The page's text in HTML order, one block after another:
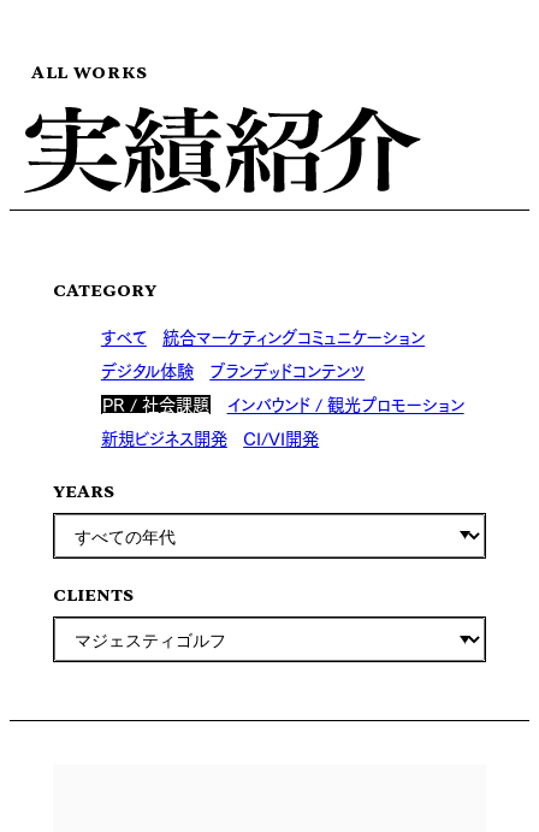
ALL WORKS
CATEGORY
すべて 統合マーケティングコミュニケーション
デジタル体験
ブランデッドコンテンツ
PR / 社会課題
インバウンド / 観光プロモーション
新規ビジネス開発 CI/VI開発
YEARS
CLIENTS